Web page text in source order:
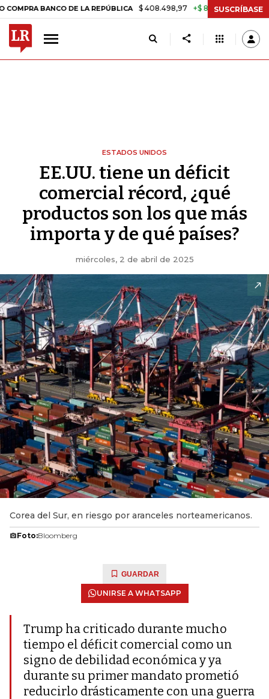
DE LA REPÚBLICA $ 408.498,97 +$ 8.753,81 +2,19% TASA
SUSCRÍBASE
ESTADOS UNIDOS
EE.UU. tiene un déficit
comercial récord, ¿qué
productos son los que más
importa y de qué países?
miércoles, 2 de abril de 2025
Corea del Sur, en riesgo por aranceles norteamericanos.
Foto:Bloomberg
GUARDAR
UNIRSE A WHATSAPP
Trump ha criticado durante mucho
tiempo el déficit comercial como un
signo de debilidad económica y ya
durante su primer mandato prometió
reducirlo drásticamente con una guerra